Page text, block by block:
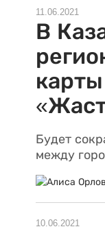
11.06.2021
В
Будет
между
10.06.2021